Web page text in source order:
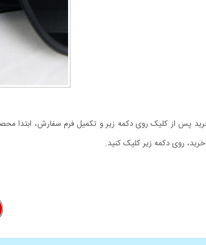
پس از کلیک روی دکمه زیر و تکمیل فرم سفارش، ابتدا
روی دکمه زیر کلیک کنید.